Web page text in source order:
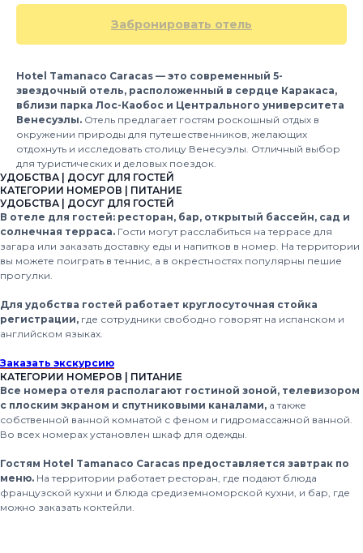
Забронировать отель
Hotel Tamanaco Caracas — это современный 5-
звездочный отель, расположенный в сердце Каракаса,
вблизи парка Лос-Каобос и Центрального университета
Венесуэлы. Отель предлагает гостям роскошный отдых в
окружении природы для путешественников, желающих
отдохнуть и исследовать столицу Венесуэлы. Отличный выбор
для туристических и деловых поездок.
УДОБСТВА | ДОСУГ ДЛЯ ГОСТЕЙ
КАТЕГОРИИ НОМЕРОВ | ПИТАНИЕ
УДОБСТВА | ДОСУГ ДЛЯ ГОСТЕЙ
В отеле для гостей: ресторан, бар, открытый бассейн, сад и
солнечная терраса. Гости могут расслабиться на террасе для
загара или заказать доставку еды и напитков в номер. На территории
вы можете поиграть в теннис, а в окрестностях популярны пешие
прогулки.
Для удобства гостей работает круглосуточная стойка
регистрации, где сотрудники свободно говорят на испанском и
английском языках.
Заказать экскурсию
КАТЕГОРИИ НОМЕРОВ | ПИТАНИЕ
Все номера отеля располагают гостиной зоной, телевизором
с плоским экраном и спутниковыми каналами, а также
собственной ванной комнатой с феном и гидромассажной ванной.
Во всех номерах установлен шкаф для одежды.
Гостям Hotel Tamanaco Caracas предоставляется завтрак по
меню. На территории работает ресторан, где подают блюда
французской кухни и блюда средиземноморской кухни, и бар, где
можно заказать коктейли.